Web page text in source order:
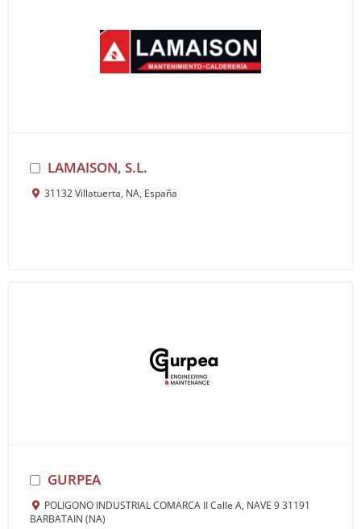
LAMAISON, S.L.
31132 Villatuerta, NA, España
GURPEA
POLIGONO INDUSTRIAL COMARCA II Calle A, NAVE 9 31191
BARBATAIN (NA)